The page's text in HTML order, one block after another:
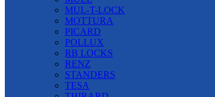
MUL-T-LOCK
MOTTURA
PICARD
POLLUX
RB LOCKS
RENZ
STANDERS
TESA